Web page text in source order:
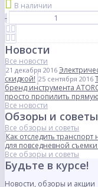
В наличии
-
Новости
Все новости
21 декабря 2016
скидкой! 25 сентября 2016
бренд инструмента
просто пропилить
Все новости
Обзоры и советы
Все обзоры и советы
Как отследить транспорт
для повседневной съемки
Все обзоры и советы
Будьте в курсе!
Новости, обзоры и акции